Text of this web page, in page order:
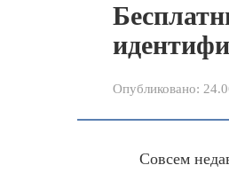
Опубликовано:
Совсем